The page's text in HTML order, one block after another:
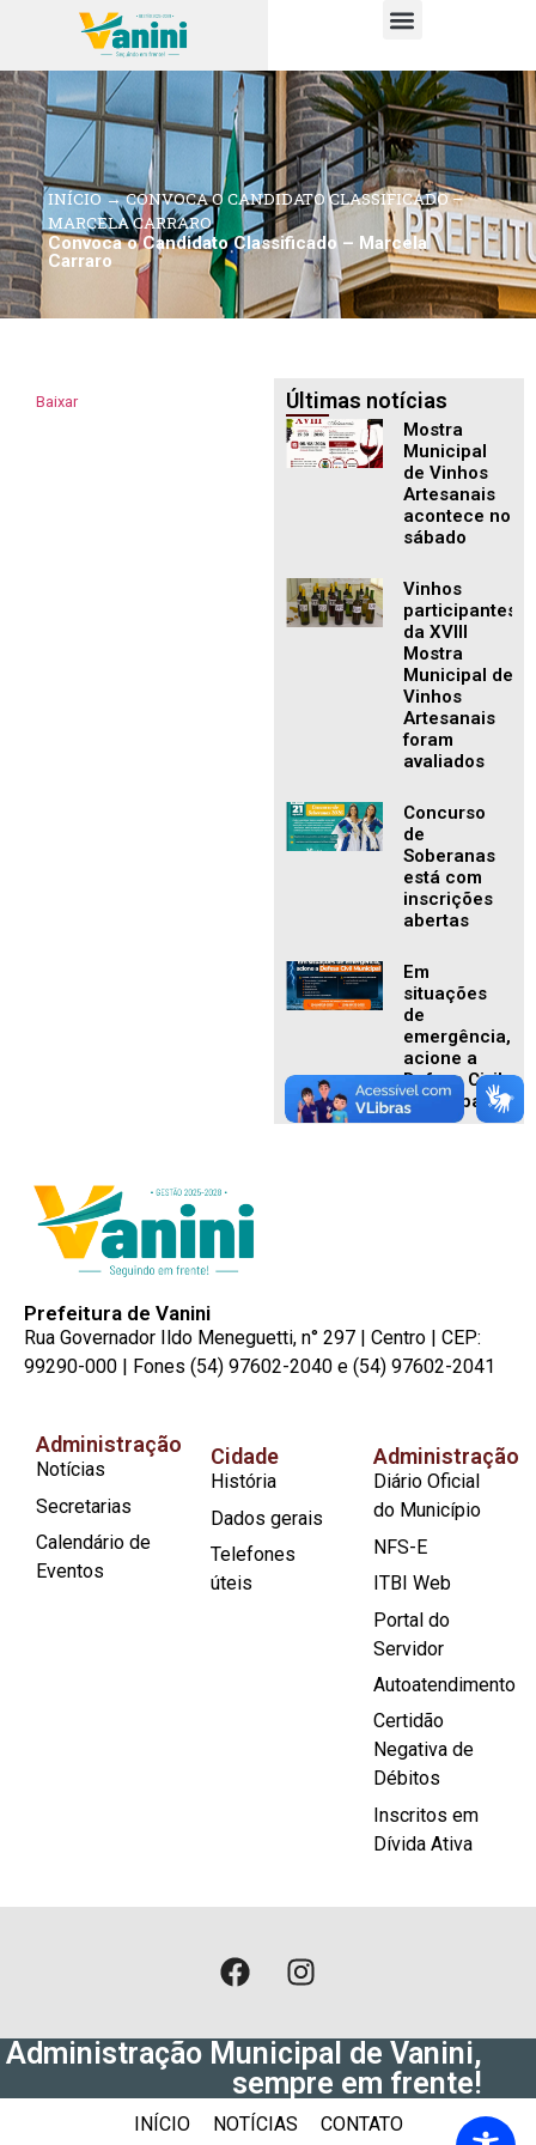
INÍCIO→CONVOCA O CANDIDATO CLASSIFICADO –
MARCELA CARRARO
Convoca o Candidato Classificado – Marcela
Carraro
Baixar Últimas notícias
Mostra
Municipal
de Vinhos
Artesanais
acontece no
sábado
Vinhos
participantes
da XVIII
Mostra
Municipal de
Vinhos
Artesanais
foram
avaliados
Concurso
de
Soberanas
está com
inscrições
abertas
Em
situações
de
emergência,
acione a
Defesa Civil
Municipal
Prefeitura de Vanini
Rua Governador Ildo Meneguetti, n° 297 | Centro | CEP:
99290-000 | Fones (54) 97602-2040 e (54) 97602-2041
Administração
Notícias
Secretarias
Calendário de
Eventos
Cidade
História
Dados gerais
Telefones
úteis
Administração
Diário Oficial
do Município
NFS-E
ITBI Web
Portal do
Servidor
Autoatendimento
Certidão
Negativa de
Débitos
Inscritos em
Dívida Ativa
Administração Municipal de Vanini,
sempre em frente!
INÍCIO NOTÍCIAS CONTATO